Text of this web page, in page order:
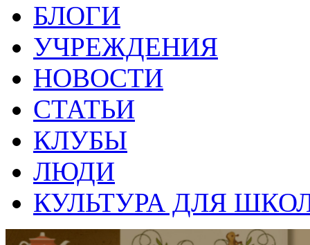
БЛОГИ
УЧРЕЖДЕНИЯ
НОВОСТИ
СТАТЬИ
КЛУБЫ
ЛЮДИ
КУЛЬТУРА ДЛЯ